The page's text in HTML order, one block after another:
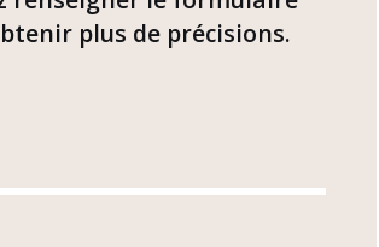
plus de précisions.